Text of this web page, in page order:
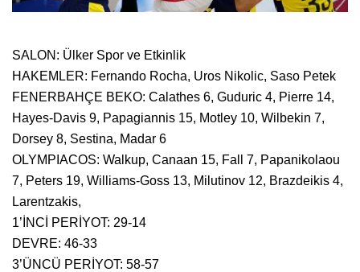
SALON: Ülker Spor ve Etkinlik
HAKEMLER: Fernando Rocha, Uros Nikolic, Saso Petek
FENERBAHÇE BEKO: Calathes 6, Guduric 4, Pierre 14,
Hayes-Davis 9, Papagiannis 15, Motley 10, Wilbekin 7,
Dorsey 8, Sestina, Madar 6
OLYMPIACOS: Walkup, Canaan 15, Fall 7, Papanikolaou
7, Peters 19, Williams-Goss 13, Milutinov 12, Brazdeikis 4,
Larentzakis,
1’İNCİ PERİYOT: 29-14
DEVRE: 46-33
3’ÜNCÜ PERİYOT: 58-57